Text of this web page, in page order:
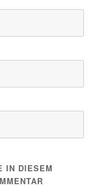
IN DIESEM